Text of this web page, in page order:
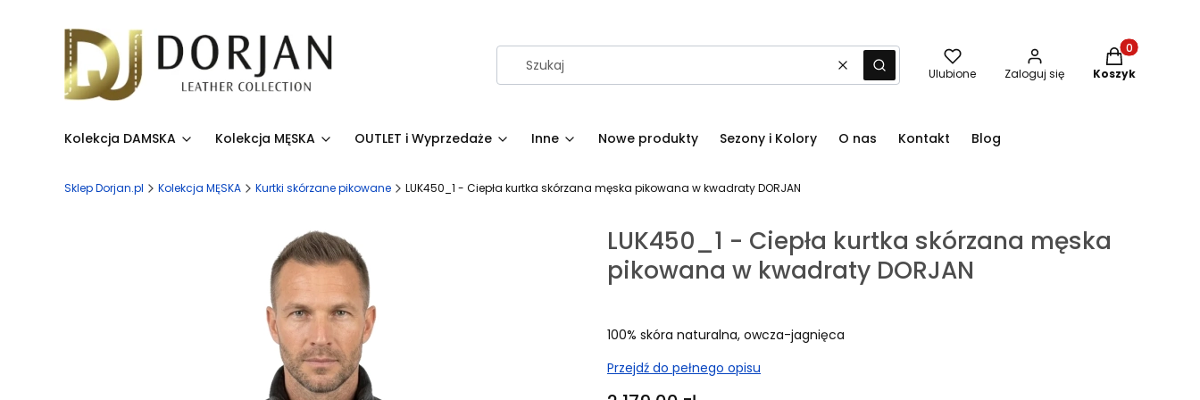
WyczyśćSzukaj Ulubione Zaloguj się
Produkty w
Koszyk
Kolekcja DAMSKA Kolekcja MĘSKA OUTLET i Wyprzedaże Inne Nowe produkty Sezony i Kolory O nas Kontakt Blog
Sklep Dorjan.pl Kolekcja MĘSKA Kurtki skórzane pikowane LUK450_1 - Ciepła kurtka skórzana męska pikowana w kwadraty DORJAN
LUK450_1 - Ciepła kurtka skórzana męska
pikowana w kwadraty DORJAN
100% skóra naturalna, owcza-jagnięca
Przejdź do pełnego opisu